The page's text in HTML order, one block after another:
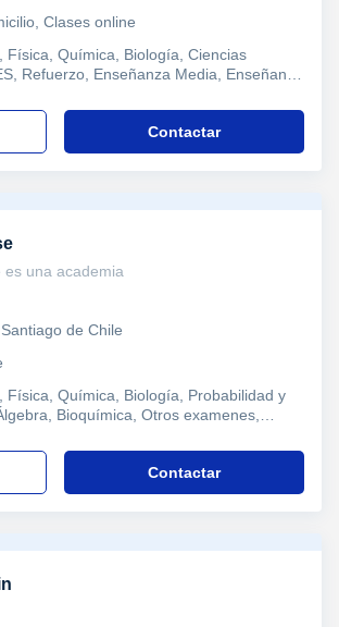
Clases online
Física, Química, Biología, Ciencias
Refuerzo, Enseñanza Media, Enseñanza
Contactar
es una academia
de Chile
Física, Química, Biología, Probabilidad y
Bioquímica, Otros examenes,
Contactar